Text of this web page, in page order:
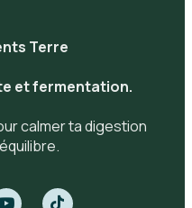
Terre
et fermentation.
calmer ta digestion